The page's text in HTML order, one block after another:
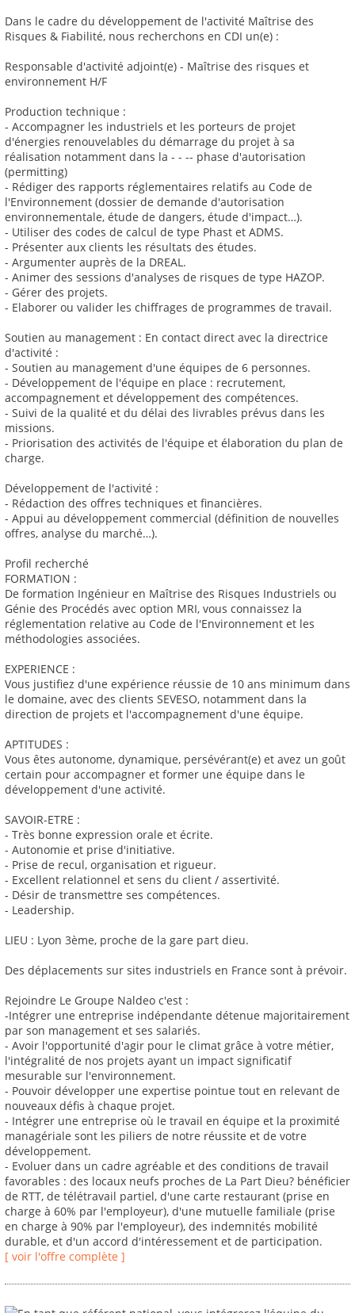
Dans le cadre du développement de l'activité Maîtrise des
Risques & Fiabilité, nous recherchons en CDI un(e) :
Responsable d'activité adjoint(e) - Maîtrise des risques et
environnement H/F
Production technique :
- Accompagner les industriels et les porteurs de projet
d'énergies renouvelables du démarrage du projet à sa
réalisation notamment dans la - - -- phase d'autorisation
(permitting)
- Rédiger des rapports réglementaires relatifs au Code de
l'Environnement (dossier de demande d'autorisation
environnementale, étude de dangers, étude d'impact…).
- Utiliser des codes de calcul de type Phast et ADMS.
- Présenter aux clients les résultats des études.
- Argumenter auprès de la DREAL.
- Animer des sessions d'analyses de risques de type HAZOP.
- Gérer des projets.
- Elaborer ou valider les chiffrages de programmes de travail.
Soutien au management : En contact direct avec la directrice
d'activité :
- Soutien au management d'une équipes de 6 personnes.
- Développement de l'équipe en place : recrutement,
accompagnement et développement des compétences.
- Suivi de la qualité et du délai des livrables prévus dans les
missions.
- Priorisation des activités de l'équipe et élaboration du plan de
charge.
Développement de l'activité :
- Rédaction des offres techniques et financières.
- Appui au développement commercial (définition de nouvelles
offres, analyse du marché…).
Profil recherché
FORMATION :
De formation Ingénieur en Maîtrise des Risques Industriels ou
Génie des Procédés avec option MRI, vous connaissez la
réglementation relative au Code de l'Environnement et les
méthodologies associées.
EXPERIENCE :
Vous justifiez d'une expérience réussie de 10 ans minimum dans
le domaine, avec des clients SEVESO, notamment dans la
direction de projets et l'accompagnement d'une équipe.
APTITUDES :
Vous êtes autonome, dynamique, persévérant(e) et avez un goût
certain pour accompagner et former une équipe dans le
développement d'une activité.
SAVOIR-ETRE :
- Très bonne expression orale et écrite.
- Autonomie et prise d'initiative.
- Prise de recul, organisation et rigueur.
- Excellent relationnel et sens du client / assertivité.
- Désir de transmettre ses compétences.
- Leadership.
LIEU : Lyon 3ème, proche de la gare part dieu.
Des déplacements sur sites industriels en France sont à prévoir.
Rejoindre Le Groupe Naldeo c'est :
-Intégrer une entreprise indépendante détenue majoritairement
par son management et ses salariés.
- Avoir l'opportunité d'agir pour le climat grâce à votre métier,
l'intégralité de nos projets ayant un impact significatif
mesurable sur l'environnement.
- Pouvoir développer une expertise pointue tout en relevant de
nouveaux défis à chaque projet.
- Intégrer une entreprise où le travail en équipe et la proximité
managériale sont les piliers de notre réussite et de votre
développement.
- Evoluer dans un cadre agréable et des conditions de travail
favorables : des locaux neufs proches de La Part Dieu? bénéficier
de RTT, de télétravail partiel, d'une carte restaurant (prise en
charge à 60% par l'employeur), d'une mutuelle familiale (prise
en charge à 90% par l'employeur), des indemnités mobilité
durable, et d'un accord d'intéressement et de participation.
[ voir l'offre complète ]